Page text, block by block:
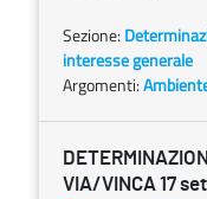
Sezione:
interesse generale
Argomenti:
VIA/VINCA 17